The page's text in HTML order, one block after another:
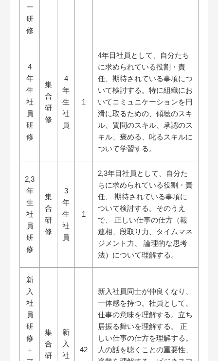
ー
研
修
4
年
生
社
員
研
修
集
合
研
修
4
年
生
社
員
1
4年目社員として、自分たち
に求められている役割・責
任、期待されている事項につ
いて検討する。特に組織にお
いてコミュニケーションを円
滑に取るための、傾聴のスキ
ル、質問のスキル、承認のス
キル、褒める、叱るスキルに
ついて学習する。
2,3
年
生
社
員
研
修
集
合
研
修
3
年
生
社
員
1
2,3年目社員として、自分た
ちに求められている役割・責
任、 期待されている事項に
ついて検討する。そのうえ
で、 正しい仕事の仕方（報
連相、段取り力、タイムマネ
ジメント力、 論理的な思考
法）について理解する。
新
入
社
員
研
修
＋
集
合
研
新
入
社
42
新入社員同士が仲良くなり、
一体感を持つ。社員として、
仕事の意味を理解する。立ち
居振る舞いを理解する。 正
しい仕事の仕方を理解する。
人の話を聴くことの重要性、